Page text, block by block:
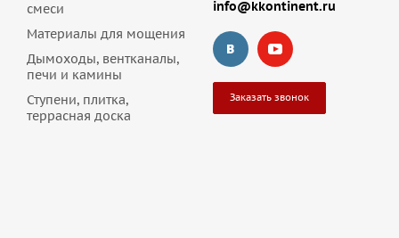
смеси
Материалы для мощения
Дымоходы, вентканалы,
печи и камины
Ступени, плитка,
террасная доска
info@kkontinent.ru
Заказать звонок